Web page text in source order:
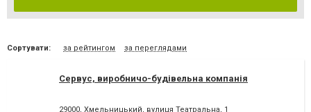
Сортувати: за рейтингом за переглядами
Сервус, виробничо-будівельна компанія
29000, Хмельницький, вулиця Театральна, 1